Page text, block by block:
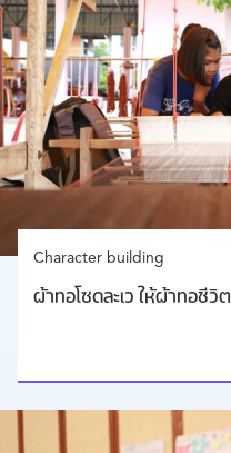
Character building
ผ้าทอโซดละเว ให้ผ้าทอชี